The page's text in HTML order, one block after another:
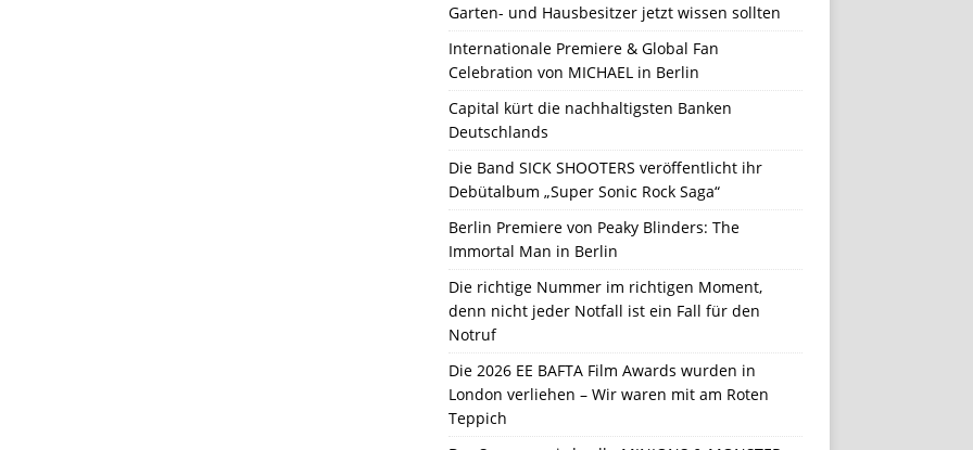
Garten- und Hausbesitzer jetzt wissen sollten
Internationale Premiere & Global Fan
Celebration von MICHAEL in Berlin
Capital kürt die nachhaltigsten Banken
Deutschlands
Die Band SICK SHOOTERS veröffentlicht ihr
Debütalbum „Super Sonic Rock Saga“
Berlin Premiere von Peaky Blinders: The
Immortal Man in Berlin
Die richtige Nummer im richtigen Moment,
denn nicht jeder Notfall ist ein Fall für den
Notruf
Die 2026 EE BAFTA Film Awards wurden in
London verliehen – Wir waren mit am Roten
Teppich